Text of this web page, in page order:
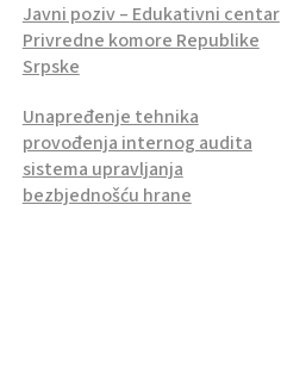
Javni poziv – Edukativni centar
Privredne komore Republike
Srpske
Unapređenje tehnika
provođenja internog audita
sistema upravljanja
bezbjednošću hrane